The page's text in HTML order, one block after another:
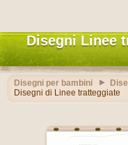
Disegni Linee
Disegni per bambini
Disegni di Linee tratteggiate